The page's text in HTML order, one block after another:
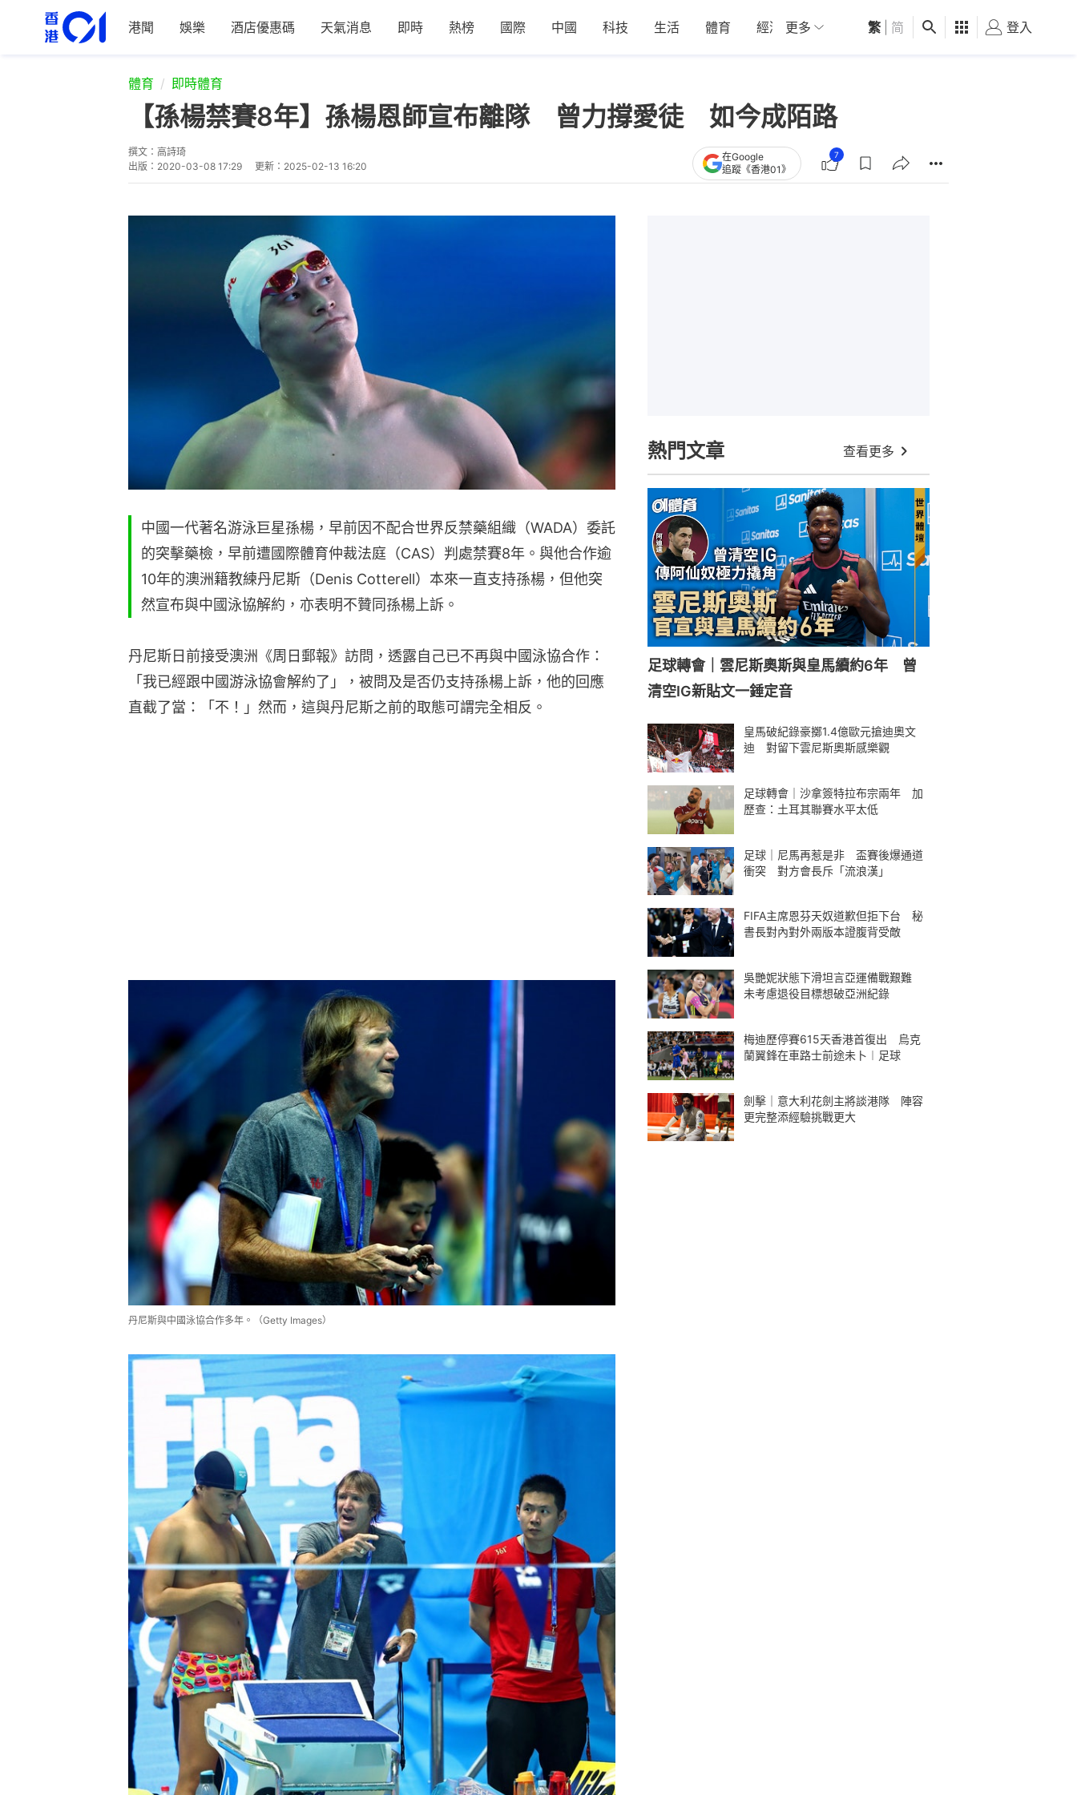
港聞 娛樂 酒店優惠碼 天氣消息 即時 熱榜 國際 中國 科技 生活 體育 經濟 01深圳 觀點 健康 好食玩飛
更多 繁 简 登入
體育 即時體育
【孫楊禁賽8年】孫楊恩師宣布離隊 曾力撐愛徒 如今成陌路
撰文： 高詩琦
出版： 2020-03-08 17:29 更新： 2025-02-13 16:20
在Google
追蹤《香港01》
7
中國一代著名游泳巨星孫楊，早前因不配合世界反禁藥組織（WADA）委託
的突擊藥檢，早前遭國際體育仲裁法庭（CAS）判處禁賽8年。與他合作逾
10年的澳洲籍教練丹尼斯（Denis Cotterell）本來一直支持孫楊，但他突
然宣布與中國泳協解約，亦表明不贊同孫楊上訴。
丹尼斯日前接受澳洲《周日郵報》訪問，透露自己已不再與中國泳協合作：
「我已經跟中國游泳協會解約了」，被問及是否仍支持孫楊上訴，他的回應
直截了當：「不！」然而，這與丹尼斯之前的取態可謂完全相反。
丹尼斯與中國泳協合作多年。（Getty Images）
熱門文章 查看更多
足球轉會｜雲尼斯奧斯與皇馬續約6年 曾
清空IG新貼文一錘定音
皇馬破紀錄豪擲1.4億歐元搶迪奧文
迪 對留下雲尼斯奧斯感樂觀
足球轉會｜沙拿簽特拉布宗兩年 加
歷查：土耳其聯賽水平太低
足球｜尼馬再惹是非 盃賽後爆通道
衝突 對方會長斥「流浪漢」
FIFA主席恩芬天奴道歉但拒下台 秘
書長對內對外兩版本證腹背受敵
吳艷妮狀態下滑坦言亞運備戰艱難
未考慮退役目標想破亞洲紀錄
梅迪歷停賽615天香港首復出 烏克
蘭翼鋒在車路士前途未卜︱足球
劍擊｜意大利花劍主將談港隊 陣容
更完整添經驗挑戰更大